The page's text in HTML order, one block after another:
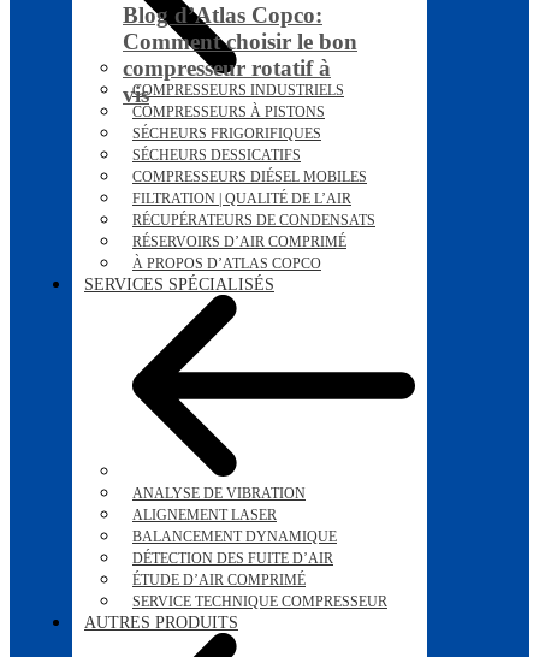
Blog d’Atlas Copco:
Comment choisir le bon
compresseur rotatif à
vis
COMPRESSEURS INDUSTRIELS
COMPRESSEURS À PISTONS
SÉCHEURS FRIGORIFIQUES
SÉCHEURS DESSICATIFS
COMPRESSEURS DIÉSEL MOBILES
FILTRATION | QUALITÉ DE L’AIR
RÉCUPÉRATEURS DE CONDENSATS
RÉSERVOIRS D’AIR COMPRIMÉ
À PROPOS D’ATLAS COPCO
SERVICES SPÉCIALISÉS
ANALYSE DE VIBRATION
ALIGNEMENT LASER
BALANCEMENT DYNAMIQUE
DÉTECTION DES FUITE D’AIR
ÉTUDE D’AIR COMPRIMÉ
SERVICE TECHNIQUE COMPRESSEUR
AUTRES PRODUITS